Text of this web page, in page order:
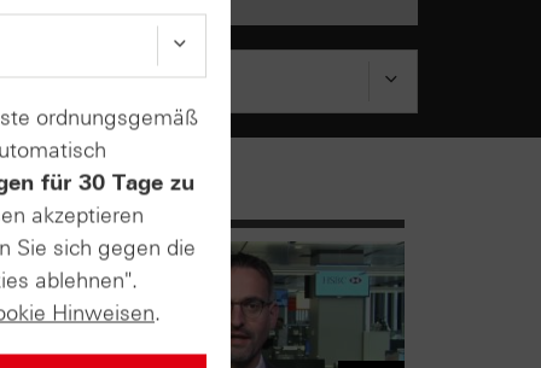
ordnungsgemäß
für 30 Tage zu
akzeptieren
Sie sich gegen die
ablehnen".
Hinweisen.